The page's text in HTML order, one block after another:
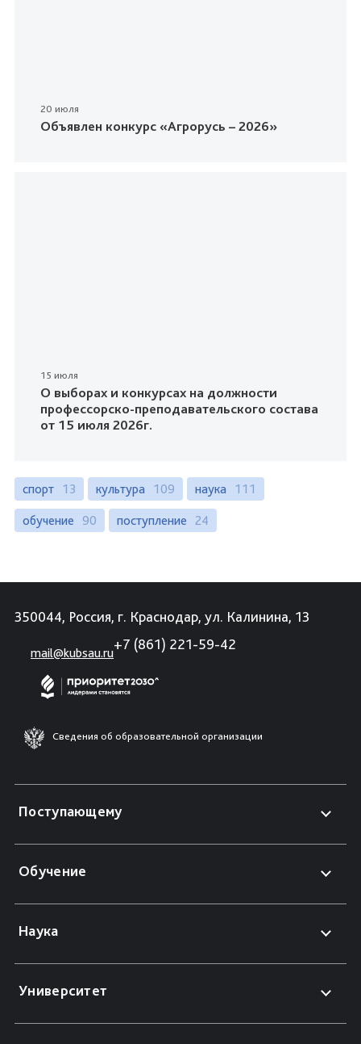
20 июля
Объявлен конкурс «Агрорусь – 2026»
15 июля
О выборах и конкурсах на должности
профессорско-преподавательского состава
от 15 июля 2026г.
спорт 13 культура 109 наука 111
обучение 90 поступление 24
350044, Россия, г. Краснодар, ул. Калинина, 13
mail@kubsau.ru
+7 (861) 221-59-42
Сведения об образовательной организации
Поступающему
Обучение
Наука
Университет